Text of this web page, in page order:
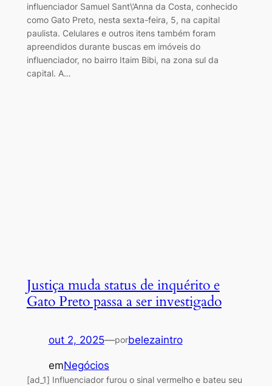
influenciador Samuel Sant\’Anna da Costa, conhecido
como Gato Preto, nesta sexta-feira, 5, na capital
paulista. Celulares e outros itens também foram
apreendidos durante buscas em imóveis do
influenciador, no bairro Itaim Bibi, na zona sul da
capital. A…
Justiça muda status de inquérito e
Gato Preto passa a ser investigado
out 2, 2025—porbelezaintro
emNegócios
[ad_1] Influenciador furou o sinal vermelho e bateu seu